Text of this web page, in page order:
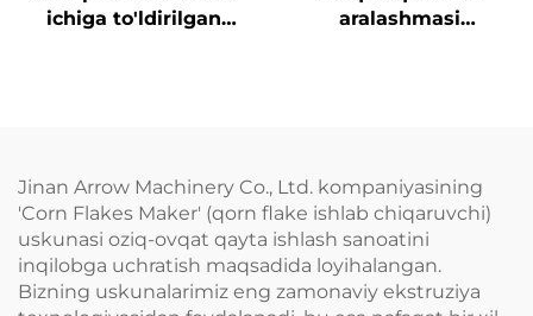
ichiga to'ldirilgan
aralashmasi
Jinan Arrow Machinery Co., Ltd. kompaniyasining
'Corn Flakes Maker' (qorn flake ishlab chiqaruvchi)
uskunasi oziq-ovqat qayta ishlash sanoatini
inqilobga uchratish maqsadida loyihalangan.
Bizning uskunalarimiz eng zamonaviy ekstruziya